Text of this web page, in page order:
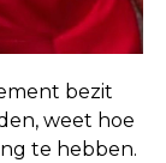
bezit
weet hoe
te hebben.